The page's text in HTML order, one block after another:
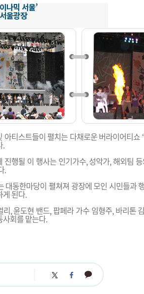
나믹 서울’
울광장
티스트들이 펼치는 다채로운 버라이어티쇼
.
진행될 이 행사는 인기가수, 성악가, 해외팀
.
대동한마당이 펼쳐져 광장에 모인 시민들과
게 된다.
리, 윤도현 밴드, 팝페라 가수 임형주, 바리톤
회를 맡는다.
트 페 카